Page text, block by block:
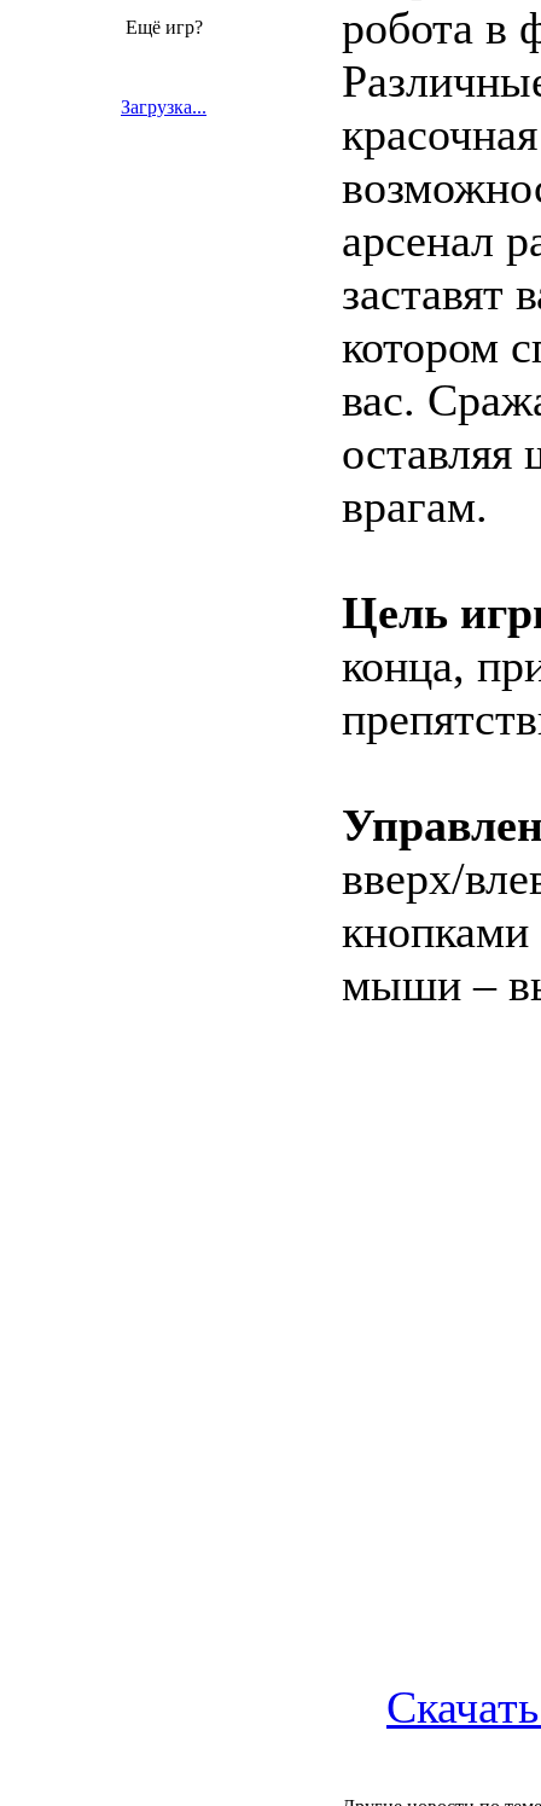
Ещё игр?
Загрузка...
робота в
арсенал
заставят
котором
вас.
врагам.
Цель
конца,
вверх/
мыши –